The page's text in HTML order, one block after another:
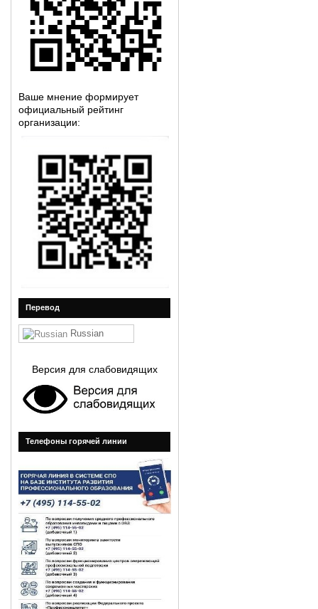
Ваше мнение формирует
официальный рейтинг
организации:
Перевод
Russian
Версия для слабовидящих
Телефоны горячей линии